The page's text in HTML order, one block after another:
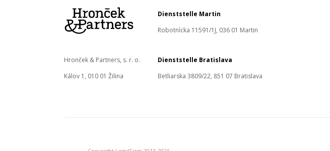
Dienststelle Martin
Robotnícka 11591/1J, 036 01 Martin
Hronček & Partners, s. r. o.
Kálov 1, 010 01 Žilina
Dienststelle Bratislava
Betliarska 3809/22, 851 07 Bratislava